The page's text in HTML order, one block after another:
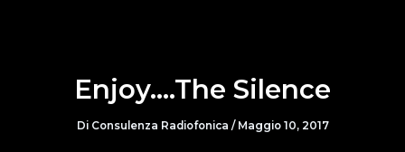
Enjoy….The Silence
Di Consulenza Radiofonica / Maggio 10, 2017